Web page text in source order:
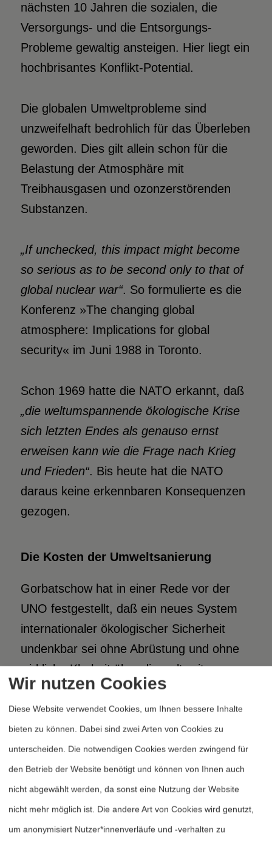
nächsten 10 Jahren die sozialen, die
Versorgungs- und die Entsorgungs-
Probleme gewaltig ansteigen. Hier liegt ein
hochbrisantes Konflikt-Potential.
Die globalen Umweltprobleme sind
unzweifelhaft bedrohlich für das Überleben
geworden. Dies gilt allein schon für die
Belastung der Atmosphäre mit
Treibhausgasen und ozonzerstörenden
Substanzen.
„If unchecked, this impact might become
so serious as to be second only to that of
global nuclear war“. So formulierte es die
Konferenz »The changing global
atmosphere: Implications for global
security« im Juni 1988 in Toronto.
Schon 1969 hatte die NATO erkannt, daß
„die weltumspannende ökologische Krise
sich letzten Endes als genauso ernst
erweisen kann wie die Frage nach Krieg
und Frieden“. Bis heute hat die NATO
daraus keine erkennbaren Konsequenzen
gezogen.
Die Kosten der Umweltsanierung
Gorbatschow hat in einer Rede vor der
UNO festgestellt, daß ein neues System
internationaler ökologischer Sicherheit
undenkbar sei ohne Abrüstung und ohne
wirkliche Klarheit über die weltweite
ökologische Bedrohung. Was für die
globalen Probleme gilt, ist für die
Industrielandschaft Europa in besonderem
Maße gültig. Wir können in Deutschland
schon jetzt die Umwelt-Schäden nicht
mehr bezahlen, die wir in den
vergangenen Jahrzehnten angerichtet
haben. Und dabei kennen wir manche
Wir nutzen Cookies
Diese Website verwendet Cookies, um Ihnen bessere Inhalte
bieten zu können. Dabei sind zwei Arten von Cookies zu
unterscheiden. Die notwendigen Cookies werden zwingend für
den Betrieb der Website benötigt und können von Ihnen auch
nicht abgewählt werden, da sonst eine Nutzung der Website
nicht mehr möglich ist. Die andere Art von Cookies wird genutzt,
um anonymisiert Nutzer*innenverläufe und -verhalten zu